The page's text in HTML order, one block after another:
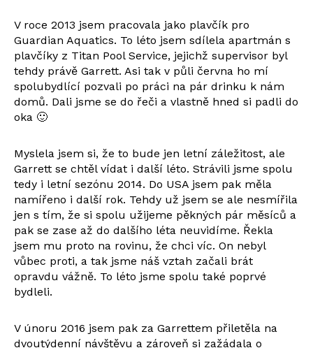
V roce 2013 jsem pracovala jako plavčík pro
Guardian Aquatics. To léto jsem sdílela apartmán s
plavčíky z Titan Pool Service, jejichž supervisor byl
tehdy právě Garrett. Asi tak v půli června ho mí
spolubydlící pozvali po práci na pár drinku k nám
domů. Dali jsme se do řeči a vlastně hned si padli do
oka 🙂
Myslela jsem si, že to bude jen letní záležitost, ale
Garrett se chtěl vídat i další léto. Strávili jsme spolu
tedy i letní sezónu 2014. Do USA jsem pak měla
namířeno i další rok. Tehdy už jsem se ale nesmířila
jen s tím, že si spolu užijeme pěkných pár měsíců a
pak se zase až do dalšího léta neuvidíme. Řekla
jsem mu proto na rovinu, že chci víc. On nebyl
vůbec proti, a tak jsme náš vztah začali brát
opravdu vážně. To léto jsme spolu také poprvé
bydleli.
V únoru 2016 jsem pak za Garrettem přiletěla na
dvoutýdenní návštěvu a zároveň si zažádala o